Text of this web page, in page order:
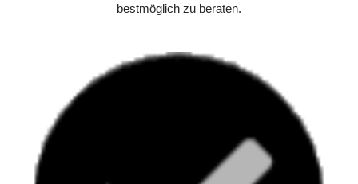
bestmöglich zu beraten.